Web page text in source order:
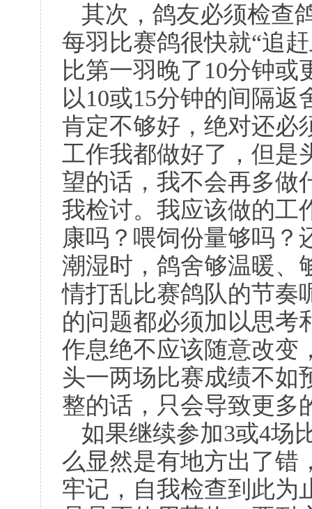
其次，鸽友必须检查
每羽比赛鸽很快就“追
比第一羽晚了 10分钟或
以10或15分钟的间隔返
肯定不够好，绝对还必
工作我都做好了，但是
望的话，我不会再多做
我检讨。我应该做的工
康吗？喂饲份量够吗？
潮湿时，鸽舍够温暖、
情打乱比赛鸽队的节奏
的问题都必须加以思考
作息绝不应该随意改变
头一两场比赛成绩不如
整的话，只会导致更多
如果继续参加3或4场
么显然是有地方出了错
牢记，自我检查到此为